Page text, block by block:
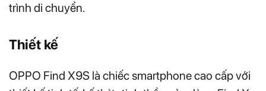
trình di chuyển.
Thiết kế
OPPO Find X9S là chiếc smartphone cao cấp với